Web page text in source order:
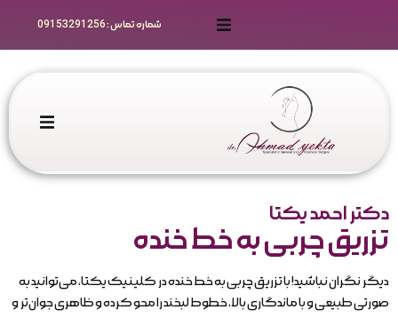
راهنمای رزرو
گالری ویدیو
سوالات متداول زیباجویان
مقالات علمی و تخصصی
شماره تماس : 09153291256
خدمات جراحی
نوبت دهی
مراقبت های قبل و بعد عمل
دکتر احمد یکتا
تزریق چربی به خط خنده
دیگر نگران نباشید! با تزریق چربی به خط خنده در کلینیک یکتا، می‌توانید به
صورتی طبیعی و با ماندگاری بالا، خطوط لبخند را محو کرده و ظاهری جوان‌تر و